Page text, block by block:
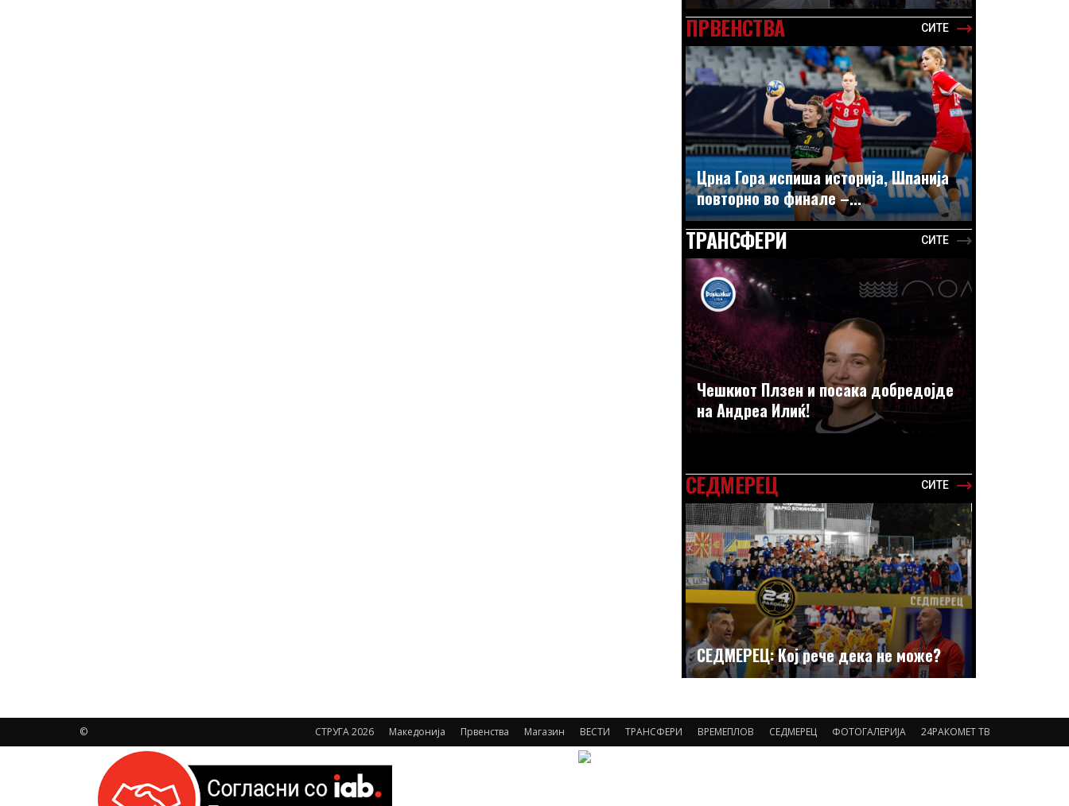
ПРВЕНСТВА СИТЕ
Црна Гора испиша историја, Шпанија
повторно во финале –...
ТРАНСФЕРИ СИТЕ
Чешкиот Плзен и посака добредојде
на Андреа Илиќ!
СЕДМЕРЕЦ СИТЕ
СЕДМЕРЕЦ: Кој рече дека не може?
СТРУГА 2026 Македонија Првенства Магазин ВЕСТИ ТРАНСФЕРИ ВРЕМЕПЛОВ СЕДМЕРЕЦ ФОТОГАЛЕРИЈА 24РАКОМЕТ ТВ
©